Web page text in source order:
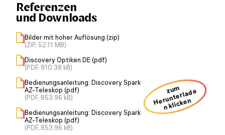
Referenzen
und Downloads
Bilder mit hoher Auflösung (zip)
(ZIP, 52.11 MB)
Discovery Optiken DE (pdf)
(PDF, 910.38 kB)
Bedienungsanleitung: Discovery Spark
AZ-Teleskop (pdf)
(PDF, 853.96 kB)
Bedienungsanleitung: Discovery Spark
AZ-Teleskop (pdf)
(PDF, 853.96 kB)
zum
H
er
u
nt
erl
a
d
e
n kli
ck
e
n